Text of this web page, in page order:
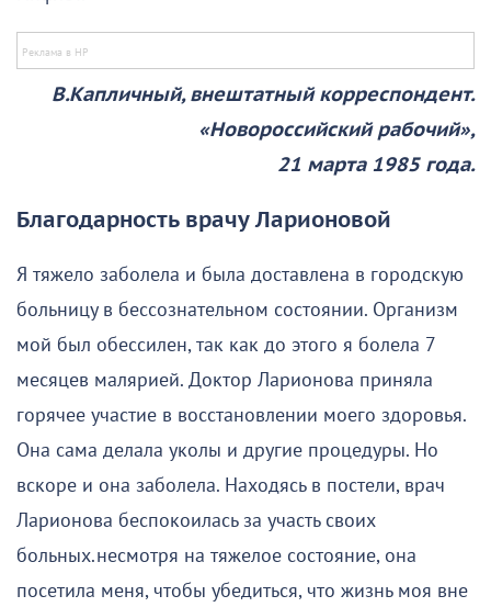
В.Капличный, внештатный корреспондент.
«Новороссийский рабочий»,
21 марта 1985 года.
Благодарность врачу Ларионовой
Я тяжело заболела и была доставлена в городскую
больницу в бессознательном состоянии. Организм
мой был обессилен, так как до этого я болела 7
месяцев малярией. Доктор Ларионова приняла
горячее участие в восстановлении моего здоровья.
Она сама делала уколы и другие процедуры. Но
вскоре и она заболела. Находясь в постели, врач
Ларионова беспокоилась за участь своих
больных.несмотря на тяжелое состояние, она
посетила меня, чтобы убедиться, что жизнь моя вне